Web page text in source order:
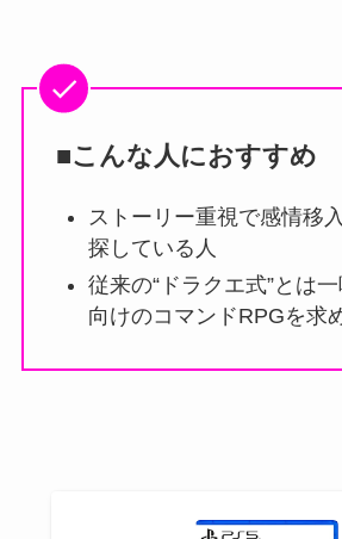
■こんな人におすすめ
ストーリー重視で感情移
探している人
従来の“ドラクエ式”とは
向けのコマンドRPGを求